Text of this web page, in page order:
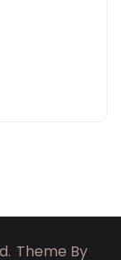
Theme By